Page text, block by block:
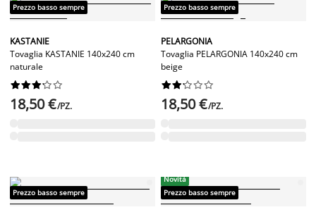
Prezzo basso sempre
KASTANIE
Tovaglia KASTANIE 140x240 cm
naturale






18,50 €/PZ.
Prezzo basso sempre
PELARGONIA
Tovaglia PELARGONIA 140x240 cm
beige






18,50 €/PZ.
Prezzo basso sempre
Novità
Prezzo basso sempre